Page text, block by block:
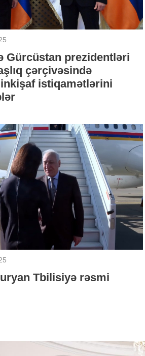
Gürcüstan prezidentləri
çərçivəsində
inkişaf istiqamətlərini
Tbilisiyə rəsmi